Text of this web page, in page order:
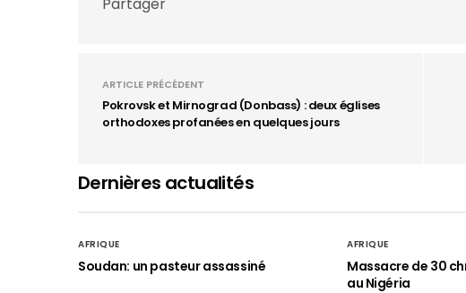
ARTICLE PRÉCÉDENT
Pokrovsk et Mirnograd (Donbass) : deux églises
orthodoxes profanées en quelques jours
Dernières actualités
AFRIQUE
Soudan: un pasteur assassiné
AFRIQUE
Massacre de 30
au Nigéria